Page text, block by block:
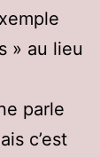
» au lieu
parle
c’est